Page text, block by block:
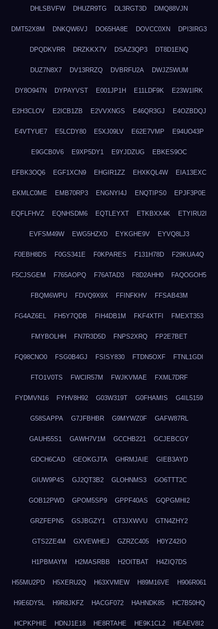
DHLSBVFW DHUZR9TG DL3RGT3D DMQ88VJN
DMT52X8M DNKQW6VJ DO65HA8E DOVCC0XN DPI3IRG3
DPQDKVRR DRZKKX7V DSAZ3QP3 DT8D1ENQ
DUZ7N8X7 DV13RRZQ DVBRFU2A DWJZ5WUM
DY8O947N DYPAYVST E001JP1H E11LDF9K E23W1IRK
E2H3CLOV E2ICB1ZB E2VVXNGS E46QR3GJ E4OZBDQJ
E4VTYUE7 E5LCDY80 E5XJ09LV E62E7VMP E94UO43P
E9GCB0V6 E9XP5DY1 E9YJDZUG EBKES9OC
EFBK3OQ6 EGF1XCN9 EHGIR1ZZ EHXKQL4W EIA13EXC
EKMLC0ME EMB70RP3 ENGNYI4J ENQTIPS0 EPJF3P0E
EQFLFHVZ EQNHSDM6 EQTLEYXT ETKBXX4K ETYIRU2I
EVFSM49W EWG5HZXD EYKGHE9V EYVQ8LJ3
F0EBH8DS F0GS341E F0KPARES F131H78D F29KUA4Q
F5CJSGEM F765AOPQ F76ATAD3 F8D2AHH0 FAQOGOH5
FBQM6WPU FDVQ9X9X FFINFKHV FFSAB43M
FG4AZ6EL FH5Y7QDB FIH4DB1M FKF4XTFI FMEXT353
FMYBOLHH FN7R3D5D FNPS2XRQ FP2E7BET
FQ98CNO0 FSG0B4GJ FSISY830 FTDN5OXF FTNL1GDI
FTO1V0TS FWCIR57M FWJKVMAE FXML7DRF
FYDMVN16 FYHV8H92 G03W319T G0FHAMIS G4IL5159
G58SAPPA G7JFBHBR G9MYWZ0F GAFW87RL
GAUH55S1 GAWH7V1M GCCHB221 GCJEBCGY
GDCH6CAD GEOKGJTA GHRMJAIE GIEB3AYD
GIUW9P4S GJ2QT3B2 GLOHNMS3 GO6TTT2C
GOB12PWD GPOM5SP9 GPPF40AS GQPGMHI2
GRZFEPN5 GSJBGZY1 GT3JXWVU GTN4ZHY2
GTS2ZE4M GXVEWHEJ GZRZC405 H0YZ42IO
H1PBMAYM H2MASRBB H2OITBAT H4ZIQ7DS
H55MU2PD H5XERU2Q H63XVMEW H89M16VE H906R061
H9E6DY5L H9R8JKFZ HACGF072 HAHNDK85 HC7B50HQ
HCPKPHIE HDNJ1E18 HE8RTAHE HE9K1CL2 HEAEV8I2